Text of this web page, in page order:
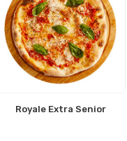
Royale Extra Senior